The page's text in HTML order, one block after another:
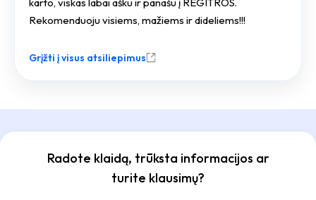
Rekomenduoju visiems, mažiems ir dideliems!!!
Grįžti į visus atsiliepimus
Radote klaidą, trūksta informacijos ar
turite klausimų?